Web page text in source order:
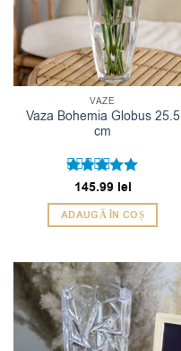
VAZE
Vaza Bohemia Globus 25.5
cm
Evaluat la
5din 5
145.99 lei
ADAUGĂ ÎN COȘ